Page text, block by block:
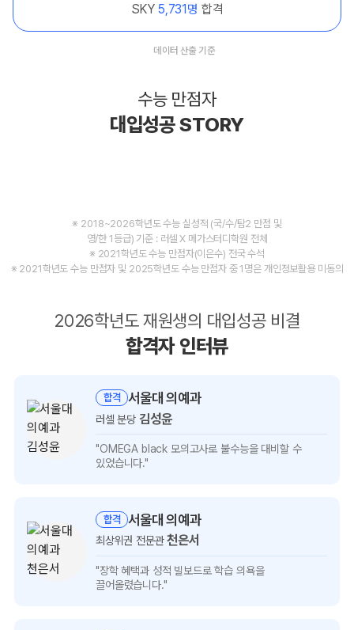
SKY 5,731명 합격
데이터 산출 기준
수능 만점자
대입성공 STORY
※ 2018~2026학년도 수능 실성적 (국/수/탐2 만점 및
영/한 1등급) 기준 : 러셀 X 메가스터디학원 전체
※ 2021학년도 수능 만점자(이은수) 전국 수석
※ 2021학년도 수능 만점자 및 2025학년도 수능 만점자 중 1명은 개인정보활용 미동의
2026학년도 재원생의 대입성공 비결
합격자 인터뷰
합격 서울대 의예과
러셀 분당 김성윤
"OMEGA black 모의고사로 불수능을 대비할 수
있었습니다."
합격 서울대 의예과
최상위권 전문관천은서
"장학 혜택과 성적 빌보드로학습 의욕을
끌어올렸습니다."